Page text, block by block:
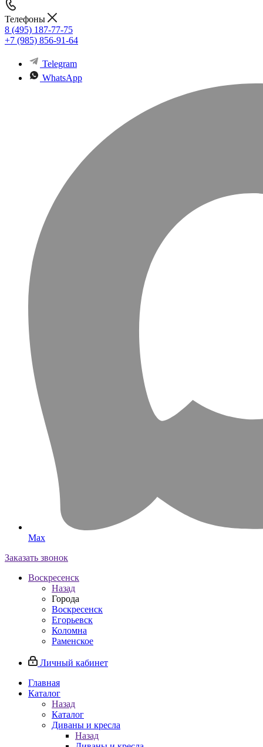
Телефоны
8 (495) 187-77-75
+7 (985) 856-91-64
Telegram
WhatsApp
Max
Заказать звонок
Воскресенск
Назад
Города
Воскресенск
Егорьевск
Коломна
Раменское
Личный кабинет
Главная
Каталог
Назад
Каталог
Диваны и кресла
Назад